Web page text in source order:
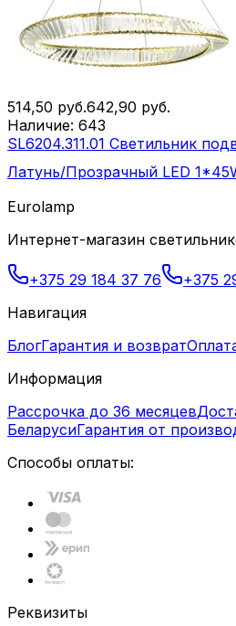
514,50 руб.642,90 руб.
Наличие: 643
SL6204.311.01 Светильник
Латунь/Прозрачный LED
Eurolamp
Интернет-магазин
+375 29 184 37 76
+375
Навигация
БлогГарантия и возврат
Информация
Рассрочка до 36 месяцев
БеларусиГарантия от
Способы оплаты:
Реквизиты